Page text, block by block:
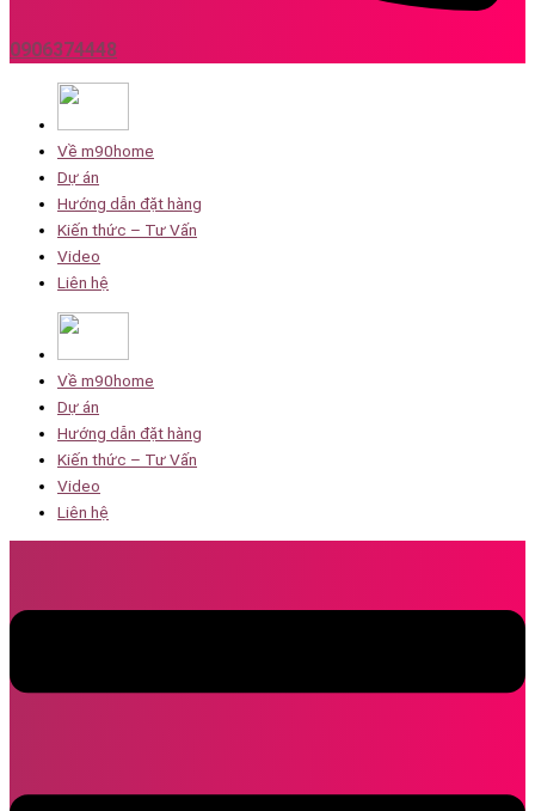
0906374448
Về m90home
Dự án
Hướng dẫn đặt hàng
Kiến thức – Tư Vấn
Video
Liên hệ
Về m90home
Dự án
Hướng dẫn đặt hàng
Kiến thức – Tư Vấn
Video
Liên hệ